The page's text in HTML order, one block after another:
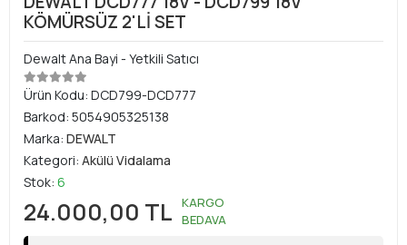
KÖMÜRSÜZ 2'Lİ SET
Dewalt Ana Bayi - Yetkili Satıcı
Ürün Kodu: DCD799-DCD777
Barkod: 5054905325138
Marka: DEWALT
Kategori: Akülü Vidalama
Stok: 6
24.000,00 TL
KARGO
BEDAVA